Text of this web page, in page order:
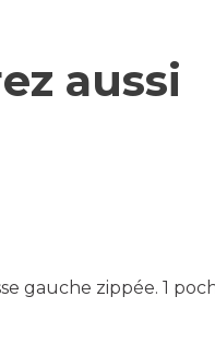
aussi
gauche zippée. 1